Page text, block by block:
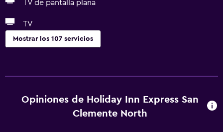
TV de pantalla plana
TV
Mostrar los 107 servicios
Unidad ubicada en la planta baja
Unidad accesible para personas en silla de ruedas
Opiniones de Holiday Inn Express San
Clemente North